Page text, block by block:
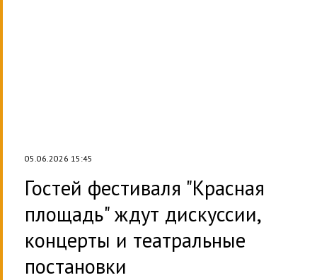
05.06.2026 15:45
Гостей фестиваля "Красная
площадь" ждут дискуссии,
концерты и театральные
постановки